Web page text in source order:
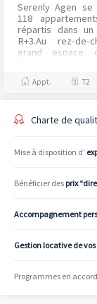
Serenly Agen
118
répartis dans
R+3.Au rez-de-
grand espace
Convivial et
Appt. T2
Charte de
Mise à disposition d’
Bénéficier des prix
Accompagnement
Gestion locative de
Programmes en